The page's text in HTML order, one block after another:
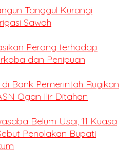
Tanggul Kurangi
Sawah
Perang terhadap
dan Penipuan
Bank Pemerintah Rugikan
Ogan Ilir Ditahan
Belum Usai, 11 Kuasa
Penolakan Bupati